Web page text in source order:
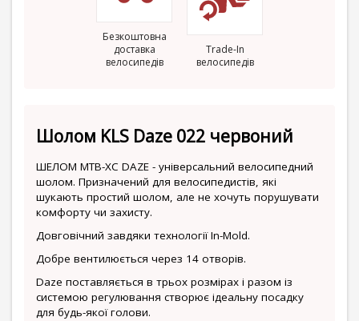
Безкоштовна
доставка
велосипедів
Trade-In
велосипедів
Шолом KLS Daze 022 червоний
ШЕЛОМ MTB-XC DAZE - універсальний велосипедний
шолом. Призначений для велосипедистів, які
шукають простий шолом, але не хочуть порушувати
комфорту чи захисту.
Довговічний завдяки технології In-Mold.
Добре вентилюється через 14 отворів.
Daze поставляється в трьох розмірах і разом із
системою регулювання створює ідеальну посадку
для будь-якої голови.